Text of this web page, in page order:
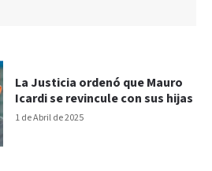
1 de Abril de 2025
La Justicia ordenó que Mauro
Icardi se revincule con sus hijas